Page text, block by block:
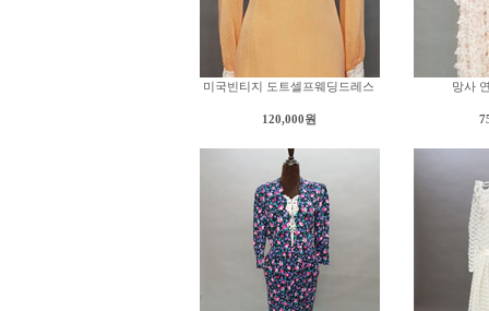
미국빈티지 도트셀프웨딩드레스
120,000원
망사